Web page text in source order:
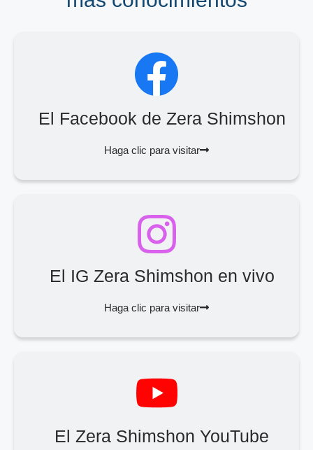
El Facebook de Zera Shimshon
Haga clic para visitar
El IG Zera Shimshon en vivo
Haga clic para visitar
El Zera Shimshon YouTube